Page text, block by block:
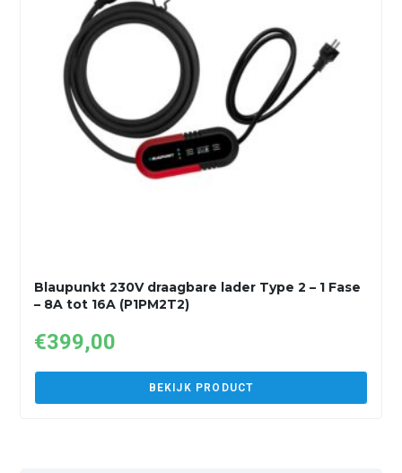
Blaupunkt 230V draagbare lader Type 2 – 1 Fase
– 8A tot 16A (P1PM2T2)
€399,00
BEKIJK PRODUCT